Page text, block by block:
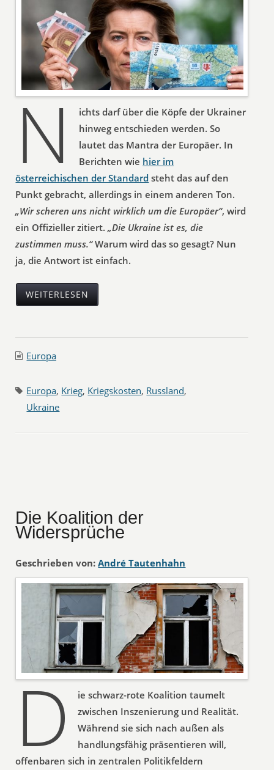
N
ichts darf über die Köpfe der Ukrainer
hinweg entschieden werden. So
lautet das Mantra der Europäer. In
Berichten wie hier im
österreichischen der Standard steht das auf den
Punkt gebracht, allerdings in einem anderen Ton.
„Wir scheren uns nicht wirklich um die Europäer“, wird
ein Offizieller zitiert.„Die Ukraine ist es, die
zustimmen muss.“Warum wird das so gesagt? Nun
ja, die Antwort ist einfach.
WEITERLESEN
Europa
Europa, Krieg, Kriegskosten, Russland,
Ukraine
Die Koalition der
Widersprüche
Geschrieben von: André Tautenhahn
D
ie schwarz-rote Koalition taumelt
zwischen Inszenierung und Realität.
Während sie sich nach außen als
handlungsfähig präsentieren will,
offenbaren sich in zentralen Politikfeldern